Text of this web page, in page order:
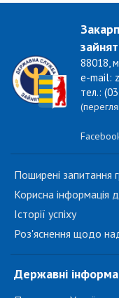
88018,
e-mail:
тел.:
Поширені запитання
Корисна інформація
Історії успіху
Роз'яснення щодо
Державні